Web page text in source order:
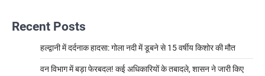
Recent Posts
हल्द्वानी में दर्दनाक हादसा: गोला नदी में डूबने से 15 वर्षीय किशोर की मौत
वन विभाग में बड़ा फेरबदल! कई अधिकारियों के तबादले, शासन ने जारी किए